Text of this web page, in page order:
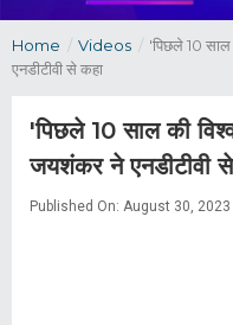
Home / Videos / 'पिछले 10
एनडीटीवी से कहा
'पिछले 10 साल की
जयशंकर ने एनडीटीवी
Published On: August 30,